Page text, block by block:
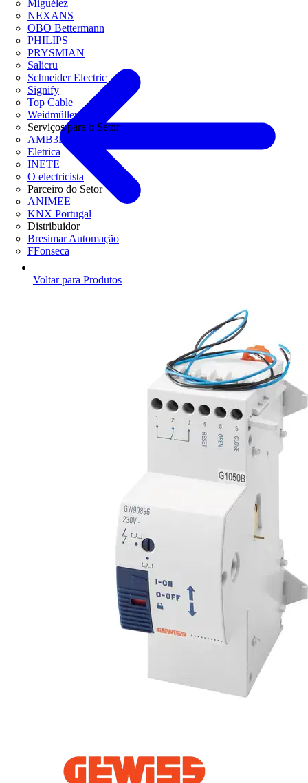
Miguélez
NEXANS
OBO Bettermann
PHILIPS
PRYSMIAN
Salicru
Schneider Electric
Signify
Top Cable
Weidmüller
Serviços para o Setor
AMB3E
Eletrica
INETE
O electricista
Parceiro do Setor
ANIMEE
KNX Portugal
Distribuidor
Bresimar Automação
FFonseca
Voltar para Produtos